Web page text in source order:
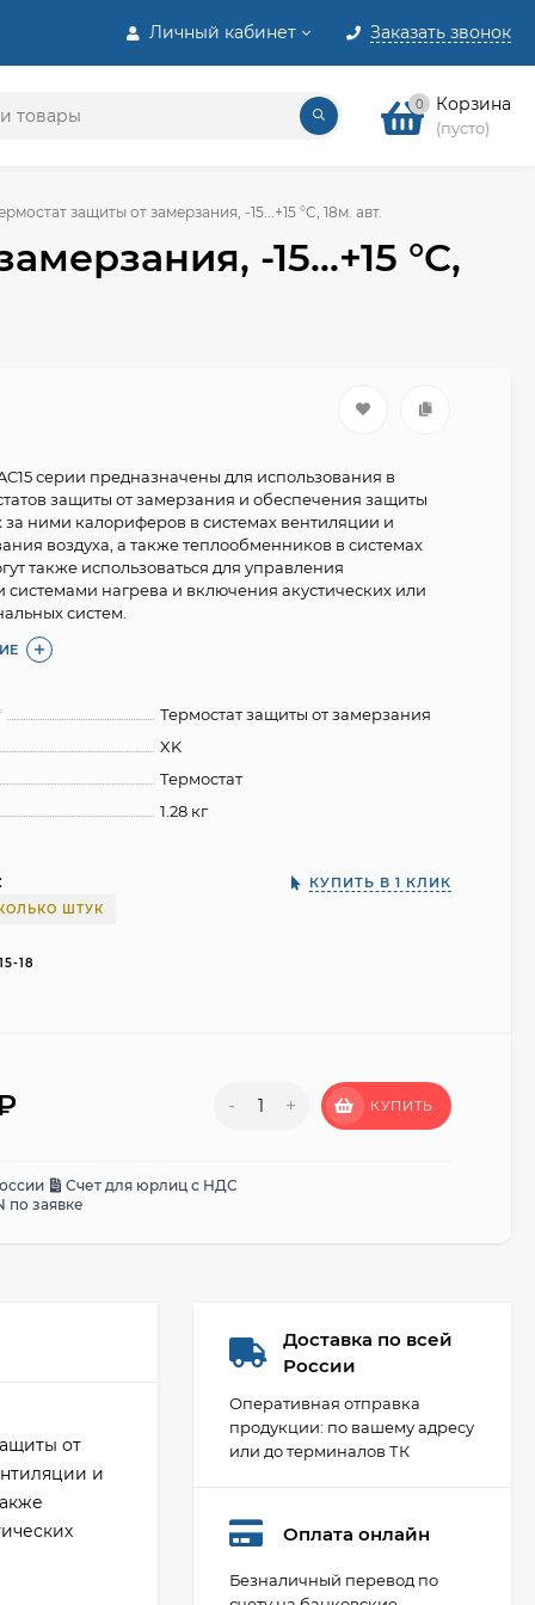
Личный кабинет Заказать звонок
0 Корзина
(пусто)
защиты от замерзания, -15...+15 °C, 18м. авт.
-15...+15 °C,
серии предназначены для использования в
защиты от замерзания и обеспечения защиты
ними калориферов в системах вентиляции и
воздуха, а также теплообменников в системах
также использоваться для управления
системами нагрева и включения акустических или
систем.
Термостат защиты от замерзания
XK
Термостат
1.28 кг
ШТУК
18
КУПИТЬ В 1 КЛИК
- + КУПИТЬ
Счет для юрлиц с НДС
по заявке
от
и
Доставка по всей
России
Оперативная отправка
продукции: по вашему адресу
или до терминалов ТК
Оплата онлайн
Безналичный перевод по